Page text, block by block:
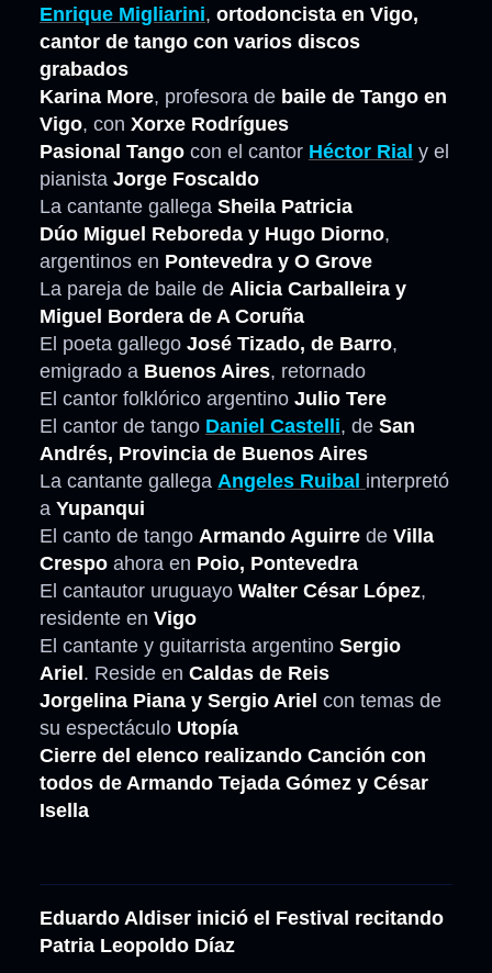
Enrique Migliarini, ortodoncista en Vigo,
cantor de tango con varios discos
grabados
Karina More, profesora de baile de Tango en
Vigo, con Xorxe Rodrígues
Pasional Tango con el cantor Héctor Rial y el
pianista Jorge Foscaldo
La cantante gallega Sheila Patricia
Dúo Miguel Reboreda y Hugo Diorno,
argentinos en Pontevedra y O Grove
La pareja de baile de Alicia Carballeira y
Miguel Bordera de A Coruña
El poeta gallego José Tizado, de Barro,
emigrado a Buenos Aires, retornado
El cantor folklórico argentino Julio Tere
El cantor de tango Daniel Castelli, de San
Andrés, Provincia de Buenos Aires
La cantante gallega Angeles Ruibal interpretó
a Yupanqui
El canto de tango Armando Aguirre de Villa
Crespo ahora en Poio, Pontevedra
El cantautor uruguayo Walter César López,
residente en Vigo
El cantante y guitarrista argentino Sergio
Ariel . Reside en Caldas de Reis
Jorgelina Piana y Sergio Ariel con temas de
su espectáculo Utopía
Cierre del elenco realizando Canción con
todos de Armando Tejada Gómez y César
Isella
Eduardo Aldiser inició el Festival recitando
Patria Leopoldo Díaz